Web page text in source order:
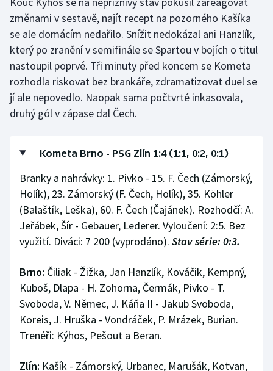
Rychlostní kanoistika
Short track
Sportovní střelba
Stolní tenis
Vodní slalom
Volejbal
změnami v sestavě, najít recept na pozorného Kašíka
se ale domácím nedařilo. Snížit nedokázal ani Hanzlík,
který po zranění v semifinále se Spartou v bojích o titul
nastoupil poprvé. Tři minuty před koncem se Kometa
rozhodla riskovat bez brankáře, zdramatizovat duel se
jí ale nepovedlo. Naopak sama počtvrté inkasovala,
druhý gól v zápase dal Čech.
Kometa Brno - PSG Zlín 1:4 (1:1, 0:2, 0:1)
Branky a nahrávky: 1. Pivko - 15. F. Čech (Zámorský,
Holík), 23. Zámorský (F. Čech, Holík), 35. Köhler
(Balaštík, Leška), 60. F. Čech (Čajánek). Rozhodčí: A.
Jeřábek, Šír - Gebauer, Lederer. Vyloučení: 2:5. Bez
využití. Diváci: 7 200 (vyprodáno). Stav série: 0:3.
Brno: Čiliak - Žižka, Jan Hanzlík, Kováčik, Kempný,
Kuboš, Dlapa - H. Zohorna, Čermák, Pivko - T.
Svoboda, V. Němec, J. Káňa II - Jakub Svoboda,
Koreis, J. Hruška - Vondráček, P. Mrázek, Burian.
Trenéři: Kýhos, Pešout a Beran.
Zlín: Kašík - Zámorský, Urbanec, Marušák, Kotvan,